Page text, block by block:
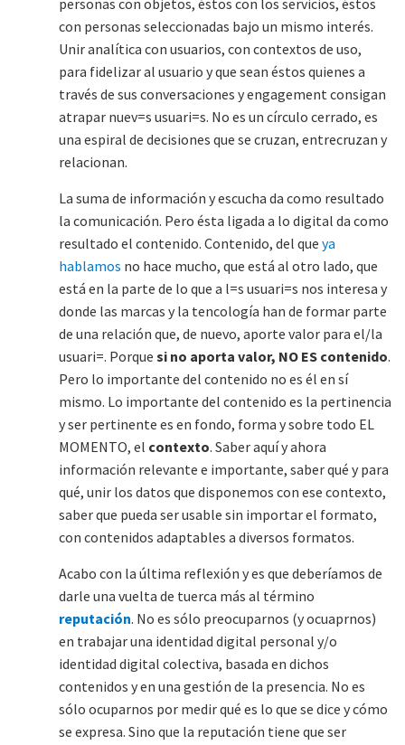
personas con objetos, éstos con los servicios, éstos
con personas seleccionadas bajo un mismo interés.
Unir analítica con usuarios, con contextos de uso,
para fidelizar al usuario y que sean éstos quienes a
través de sus conversaciones y engagement consigan
atrapar nuev=s usuari=s. No es un círculo cerrado, es
una espiral de decisiones que se cruzan, entrecruzan y
relacionan.
La suma de información y escucha da como resultado
la comunicación. Pero ésta ligada a lo digital da como
resultado el contenido. Contenido, del que ya
hablamos no hace mucho, que está al otro lado, que
está en la parte de lo que a l=s usuari=s nos interesa y
donde las marcas y la tencología han de formar parte
de una relación que, de nuevo, aporte valor para el/la
usuari=. Porque si no aporta valor, NO ES contenido.
Pero lo importante del contenido no es él en sí
mismo. Lo importante del contenido es la pertinencia
y ser pertinente es en fondo, forma y sobre todo EL
MOMENTO, el contexto. Saber aquí y ahora
información relevante e importante, saber qué y para
qué, unir los datos que disponemos con ese contexto,
saber que pueda ser usable sin importar el formato,
con contenidos adaptables a diversos formatos.
Acabo con la última reflexión y es que deberíamos de
darle una vuelta de tuerca más al término
reputación. No es sólo preocuparnos (y ocuaprnos)
en trabajar una identidad digital personal y/o
identidad digital colectiva, basada en dichos
contenidos y en una gestión de la presencia. No es
sólo ocuparnos por medir qué es lo que se dice y cómo
se expresa. Sino que la reputación tiene que ser